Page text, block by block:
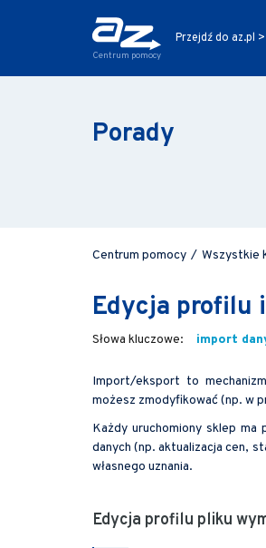
Centrum pomocy
Przejdź do az.pl >
Porady
Centrum pomocy / Wszystkie
Edycja profilu
import
Import/eksport to
możesz zmodyfikować (np. w
Każdy uruchomiony sklep
danych (np. aktualizacja cen,
własnego uznania.
Edycja profilu pliku